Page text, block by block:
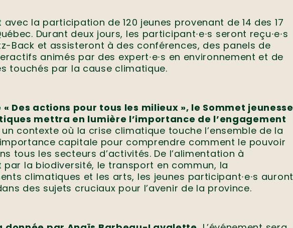
la participation de 120 jeunes provenant de 14 des 17
Durant deux jours, les participant∙e∙s seront reçu∙e∙s
Back et assisteront à des conférences, des panels de
animés par des expert∙e∙s en environnement et de
touchés par la cause climatique.
Des actions pour tous les milieux », le Sommet jeunesse
mettra en lumière l’importance de l’engagement
un contexte où la crise climatique touche l’ensemble de la
capitale pour comprendre comment le pouvoir
tous les secteurs d’activités. De l’alimentation à
par la biodiversité, le transport en commun, la
climatiques et les arts, les jeunes participant∙e∙s auront
des sujets cruciaux pour l’avenir de la province.